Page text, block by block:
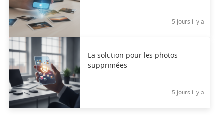
5 jours il y a
La solution pour les photos
supprimées
5 jours il y a